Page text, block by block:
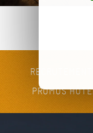
RECRUTEMENT
PROMOS